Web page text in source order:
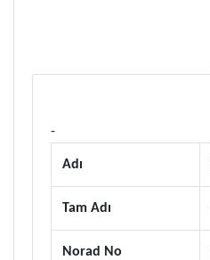
-
Adı
Tam Adı
Norad No